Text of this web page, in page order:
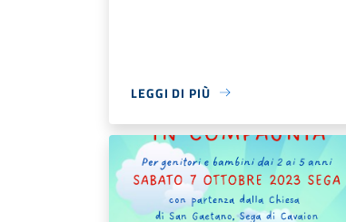
LEGGI DI PIÙ